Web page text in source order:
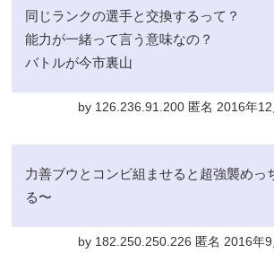
同じランクの選手と交換するって？
能力が一緒って言う意味なの？
バトルが今市裏山
by 126.236.91.200 匿名 2016年
力善ブウとコンビ組ませると超強襲めっ
る〜
by 182.250.250.226 匿名 2016年